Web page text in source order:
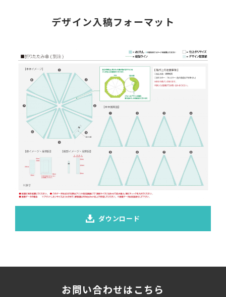
デザイン入稿フォーマット
ダウンロード
お問い合わせはこちら